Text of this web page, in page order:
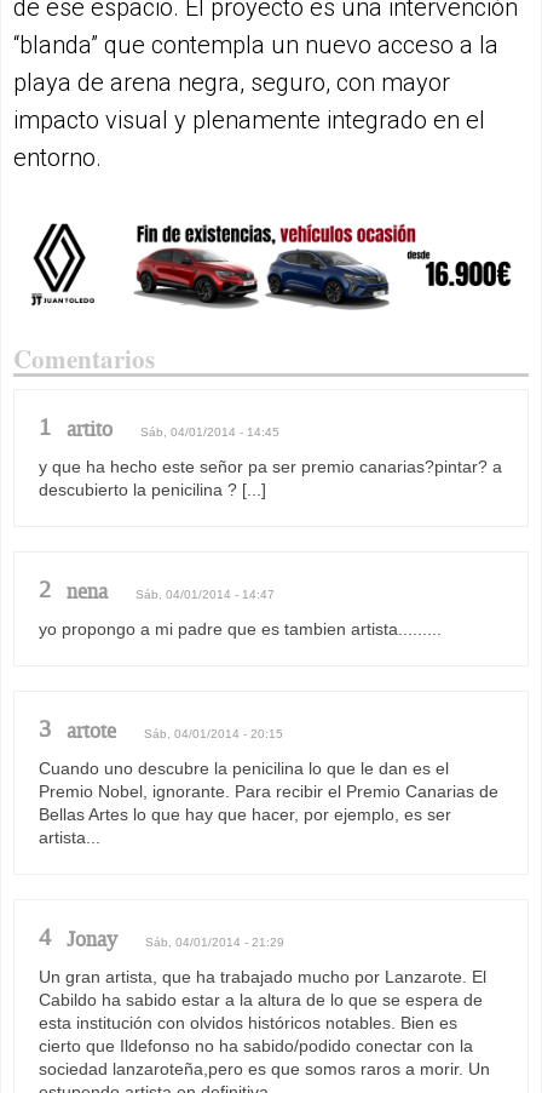
de ese espacio. El proyecto es una intervención
“blanda” que contempla un nuevo acceso a la
playa de arena negra, seguro, con mayor
impacto visual y plenamente integrado en el
entorno.
Comentarios
1 artito Sáb, 04/01/2014 - 14:45
y que ha hecho este señor pa ser premio canarias?pintar? a
descubierto la penicilina ? [...]
2 nena Sáb, 04/01/2014 - 14:47
yo propongo a mi padre que es tambien artista.........
3 artote Sáb, 04/01/2014 - 20:15
Cuando uno descubre la penicilina lo que le dan es el
Premio Nobel, ignorante. Para recibir el Premio Canarias de
Bellas Artes lo que hay que hacer, por ejemplo, es ser
artista...
4 Jonay Sáb, 04/01/2014 - 21:29
Un gran artista, que ha trabajado mucho por Lanzarote. El
Cabildo ha sabido estar a la altura de lo que se espera de
esta institución con olvidos históricos notables. Bien es
cierto que Ildefonso no ha sabido/podido conectar con la
sociedad lanzaroteña,pero es que somos raros a morir. Un